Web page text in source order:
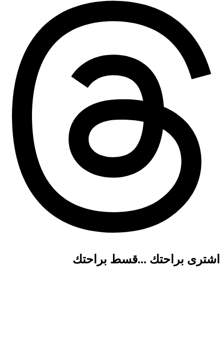
اشترى براحتك ...قسط براحتك